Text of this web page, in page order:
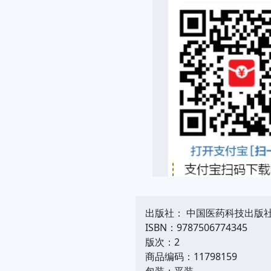
出版社： 中国医药科技出版
ISBN：9787506774345
版次：2
商品编码：11798159